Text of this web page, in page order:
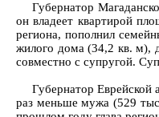
Губернатор
он владеет квартирой
региона, пополнил
жилого дома (34,2 кв. м),
совместно с супругой.
Губернатор
раз меньше мужа (529